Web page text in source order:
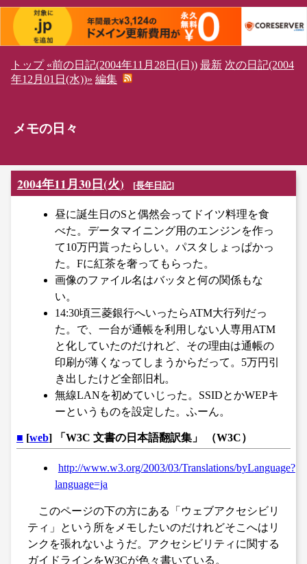
トップ «前の日記(2004年11月28日(日)) 最新 次の日記(2004
年12月01日(水))» 編集
メモの日々
2004年11月30日(火) [長年日記]
昼に誕生日のSと偶然会ってドイツ料理を食
べた。データマイニング用のエンジンを作っ
て10万円貰ったらしい。パスタしょっぱかっ
た。Fに紅茶を奢ってもらった。
画像のファイル名はバッタと何の関係もな
い。
14:30頃三菱銀行へいったらATM大行列だっ
た。で、一台が通帳を利用しない人専用ATM
と化していたのだけれど、その理由は通帳の
印刷が薄くなってしまうからだって。5万円引
き出したけど全部旧札。
無線LANを初めていじった。SSIDとかWEPキ
ーというものを設定した。ふーん。
■ [web] 「W3C 文書の日本語翻訳集」 （W3C）
http://www.w3.org/2003/03/Translations/byLanguage?
language=ja
このページの下の方にある「ウェブアクセシビリ
ティ」という所をメモしたいのだけれどそこへはリ
ンクを張れないようだ。アクセシビリティに関する
ガイドラインをW3Cが色々書いている。